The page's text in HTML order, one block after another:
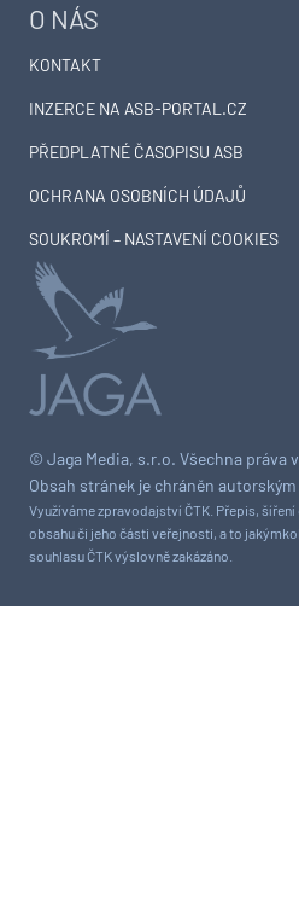
© Jaga Media, s.r.o. Všechna práva
Obsah stránek je chráněn
Využíváme zpravodajství ČTK. Přepis,
obsahu či jeho části veřejnosti, a to
souhlasu ČTK výslovně zakázáno.
O NÁS
KONTAKT
INZERCE NA ASB-PORTAL.CZ
PŘEDPLATNÉ ČASOPISU ASB
OCHRANA OSOBNÍCH ÚDAJŮ
SOUKROMÍ – NASTAVENÍ COOKIES